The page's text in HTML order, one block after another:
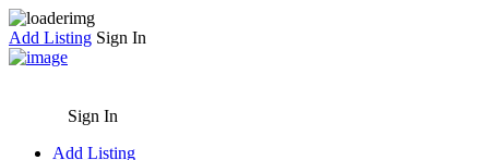
Add Listing Sign In
Sign In
Add Listing